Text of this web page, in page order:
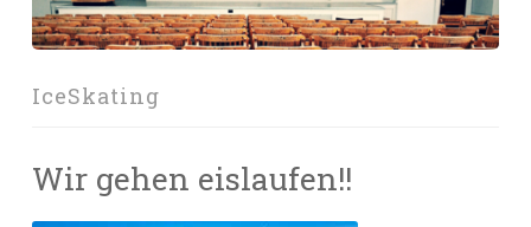
IceSkating
Wir gehen eislaufen!!